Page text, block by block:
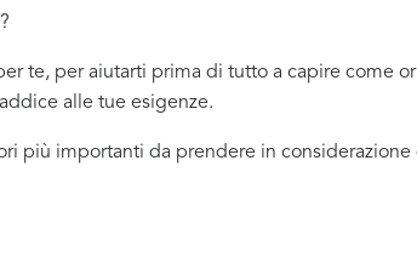
te, per aiutarti prima di tutto a capire come
alle tue esigenze.
più importanti da prendere in